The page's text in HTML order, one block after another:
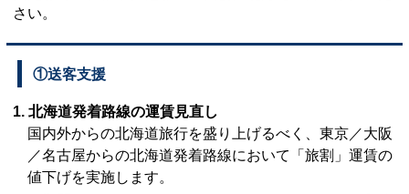
さい。
①送客支援
1. 北海道発着路線の運賃見直し
国内外からの北海道旅行を盛り上げるべく、東京／大阪
／名古屋からの北海道発着路線において「旅割」運賃の
値下げを実施します。